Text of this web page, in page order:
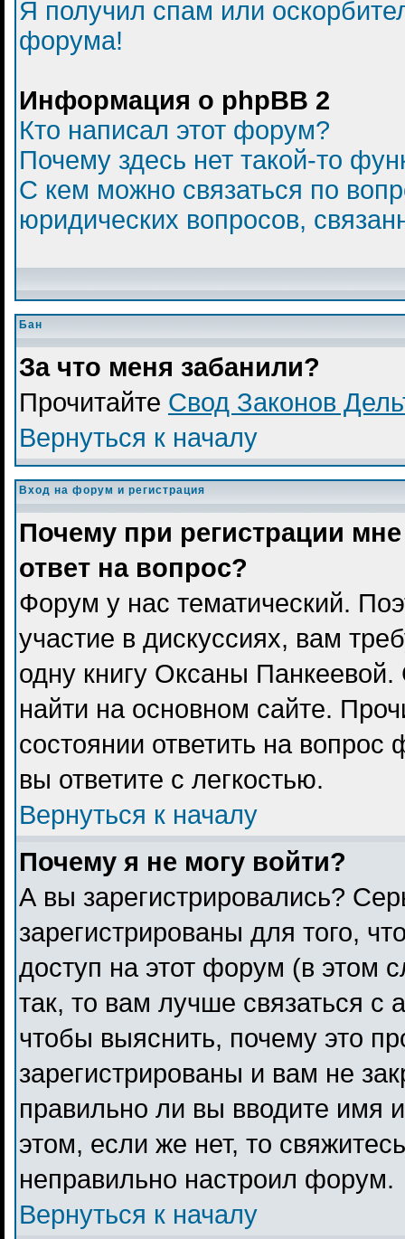
Я получил спам или
форума!
Информация о phpBB 2
Кто написал этот форум?
Почему здесь нет такой-то
С кем можно связаться по
юридических вопросов,
Бан
За что меня забанили?
Прочитайте Свод Законов
Вернуться к началу
Вход на форум и регистрация
Почему при регистрации
ответ на вопрос?
Форум у нас тематический.
участие в дискуссиях, вам
одну книгу Оксаны
найти на основном сайте.
состоянии ответить на
вы ответите с легкостью.
Вернуться к началу
Почему я не могу войти?
А вы зарегистрировались?
зарегистрированы для того,
доступ на этот форум (в этом
так, то вам лучше связаться
чтобы выяснить, почему это
зарегистрированы и вам не
правильно ли вы вводите имя
этом, если же нет, то
неправильно настроил форум.
Вернуться к началу